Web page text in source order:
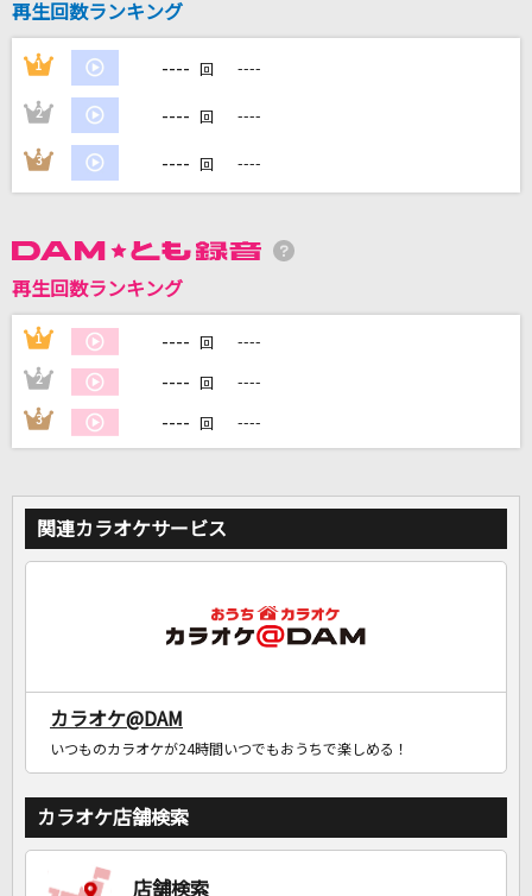
[生音]サザン・ウインド
中森明菜
DAMの新曲・ランキングなど
カラオケ最新情報をチェック！
カラオケをもっと楽しもう！
家族や友達と一緒に！練習にも！
再生回数ランキング
1 ---- 回 ----
2 ---- 回 ----
3 ---- 回 ----
再生回数ランキング
1 ---- 回 ----
2 ---- 回 ----
3 ---- 回 ----
関連カラオケサービス
カラオケ@DAM
いつものカラオケが24時間いつでもおうちで楽しめる！
カラオケ店舗検索
店舗検索